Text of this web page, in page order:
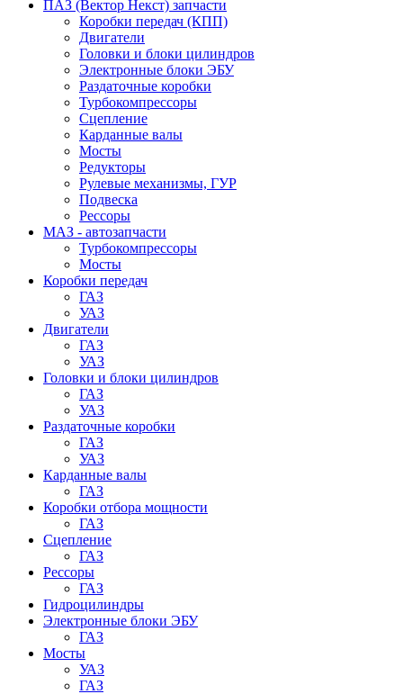
ПАЗ (Вектор Некст) запчасти
Коробки передач (КПП)
Двигатели
Головки и блоки цилиндров
Электронные блоки ЭБУ
Раздаточные коробки
Турбокомпрессоры
Сцепление
Карданные валы
Мосты
Редукторы
Рулевые механизмы, ГУР
Подвеска
Рессоры
МАЗ - автозапчасти
Турбокомпрессоры
Мосты
Коробки передач
ГАЗ
УАЗ
Двигатели
ГАЗ
УАЗ
Головки и блоки цилиндров
ГАЗ
УАЗ
Раздаточные коробки
ГАЗ
УАЗ
Карданные валы
ГАЗ
Коробки отбора мощности
ГАЗ
Сцепление
ГАЗ
Рессоры
ГАЗ
Гидроцилиндры
Электронные блоки ЭБУ
ГАЗ
Мосты
УАЗ
ГАЗ